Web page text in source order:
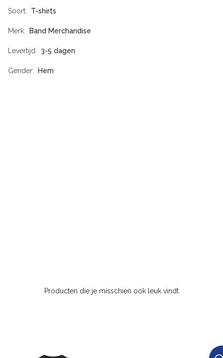
Soort T-shirts
Merk Band Merchandise
Levertijd 3-5 dagen
Gender Hem
Producten die je misschien ook leuk vindt